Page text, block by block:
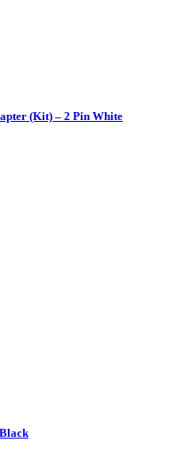
(Kit) – 2 Pin White